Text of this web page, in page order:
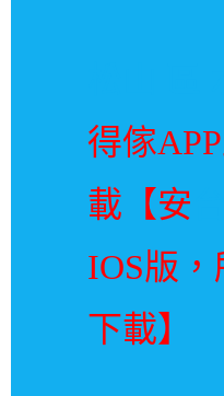
得傢
載 【安
IOS版
下載】